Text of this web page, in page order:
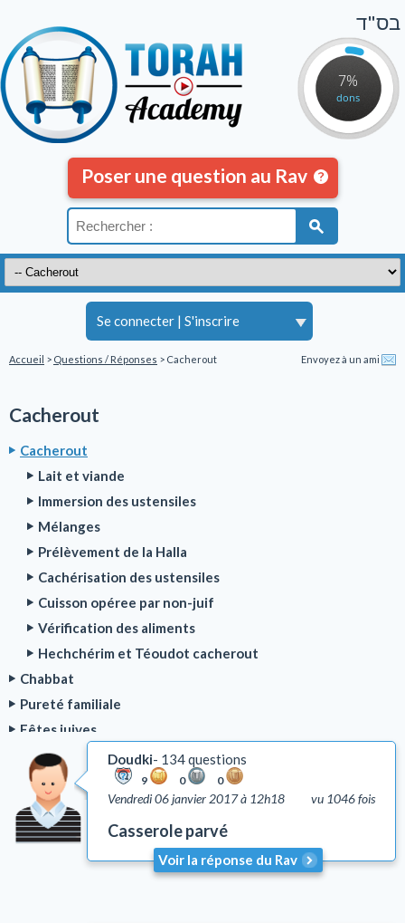
7%
dons
Se connecter | S'inscrire
בס"ד
Poser une question au Rav
Accueil > Questions / Réponses > Cacherout Envoyez à un ami
Cacherout
Cacherout
Lait et viande
Immersion des ustensiles
Mélanges
Prélèvement de la Halla
Cachérisation des ustensiles
Cuisson opéree par non-juif
Vérification des aliments
Hechchérim et Téoudot cacherout
Chabbat
Pureté familiale
Fêtes juives
Bénédictions
Rituel de la prière
Deuil
Talith et Téfilines
Doudki 134 questions
9 0 0
vu 1046 fois
Vendredi 06 janvier 2017 à 12h18
Casserole parvé
Voir la réponse du Rav